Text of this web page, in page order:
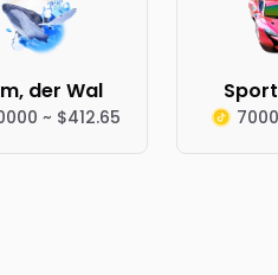
der Wal
~ $412.65